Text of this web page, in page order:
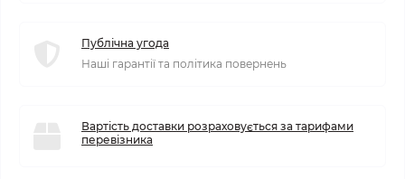
Публічна угода
Наші гарантії та політика повернень
Вартість доставки розраховується за тарифами
перевізника